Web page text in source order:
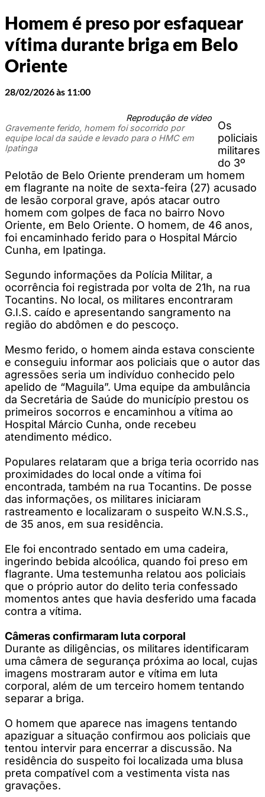
Homem é preso por esfaquear
vítima durante briga em Belo
Oriente
28/02/2026 às 11:00
Reprodução de vídeo
Gravemente ferido, homem foi socorrido por
equipe local da saúde e levado para o HMC em
Ipatinga
Os
policiais
militares
do 3º
Pelotão de Belo Oriente prenderam um homem
em flagrante na noite de sexta-feira (27) acusado
de lesão corporal grave, após atacar outro
homem com golpes de faca no bairro Novo
Oriente, em Belo Oriente. O homem, de 46 anos,
foi encaminhado ferido para o Hospital Márcio
Cunha, em Ipatinga.
Segundo informações da Polícia Militar, a
ocorrência foi registrada por volta de 21h, na rua
Tocantins. No local, os militares encontraram
G.I.S. caído e apresentando sangramento na
região do abdômen e do pescoço.
Mesmo ferido, o homem ainda estava consciente
e conseguiu informar aos policiais que o autor das
agressões seria um indivíduo conhecido pelo
apelido de “Maguila”. Uma equipe da ambulância
da Secretária de Saúde do município prestou os
primeiros socorros e encaminhou a vítima ao
Hospital Márcio Cunha, onde recebeu
atendimento médico.
Populares relataram que a briga teria ocorrido nas
proximidades do local onde a vítima foi
encontrada, também na rua Tocantins. De posse
das informações, os militares iniciaram
rastreamento e localizaram o suspeito W.N.S.S.,
de 35 anos, em sua residência.
Ele foi encontrado sentado em uma cadeira,
ingerindo bebida alcoólica, quando foi preso em
flagrante. Uma testemunha relatou aos policiais
que o próprio autor do delito teria confessado
momentos antes que havia desferido uma facada
contra a vítima.
Câmeras confirmaram luta corporal
Durante as diligências, os militares identificaram
uma câmera de segurança próxima ao local, cujas
imagens mostraram autor e vítima em luta
corporal, além de um terceiro homem tentando
separar a briga.
O homem que aparece nas imagens tentando
apaziguar a situação confirmou aos policiais que
tentou intervir para encerrar a discussão. Na
residência do suspeito foi localizada uma blusa
preta compatível com a vestimenta vista nas
gravações.